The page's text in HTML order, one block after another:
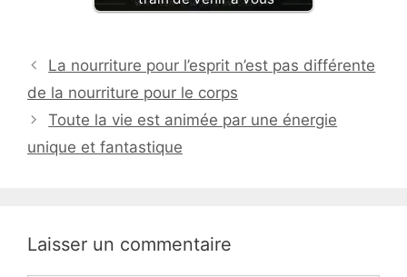
La nourriture pour l’esprit n’est pas différente
de la nourriture pour le corps
Toute la vie est animée par une énergie
unique et fantastique
Laisser un commentaire